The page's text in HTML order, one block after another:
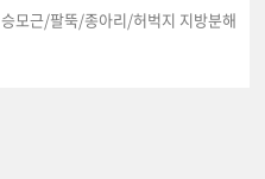
승모근/팔뚝/종아리/허벅지 지방분해